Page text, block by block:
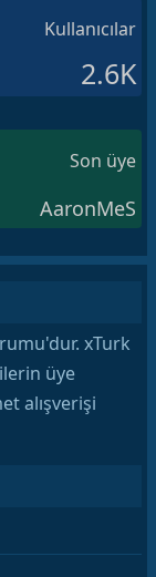
Kullanıcılar
2.6K
Son üye
AaronMeS
xTurk
üye
alışverişi